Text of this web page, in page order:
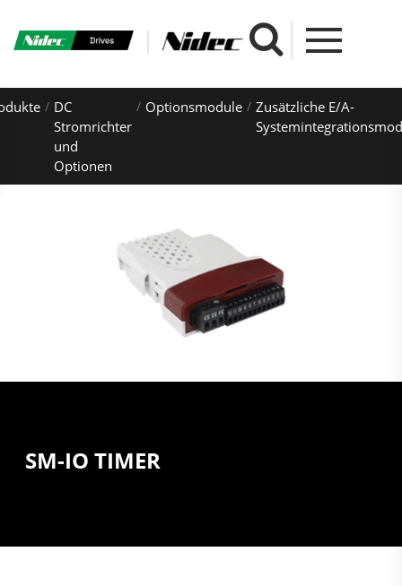
DC
Stromrichter
und
Optionen
Optionsmodule
Zusätzliche E/A-
SM-IO TIMER